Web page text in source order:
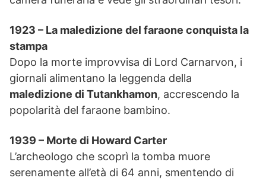
1923 – La maledizione del faraone conquista la
stampa
Dopo la morte improvvisa di Lord Carnarvon, i
giornali alimentano la leggenda della
maledizione di Tutankhamon, accrescendo la
popolarità del faraone bambino.
1939 – Morte di Howard Carter
L’archeologo che scoprì la tomba muore
serenamente all’età di 64 anni, smentendo di